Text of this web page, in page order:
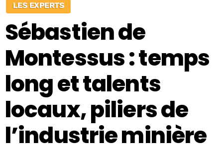
LES EXPERTS
Sébastien de
Montessus : temps
long et talents
locaux, piliers de
l’industrie minière